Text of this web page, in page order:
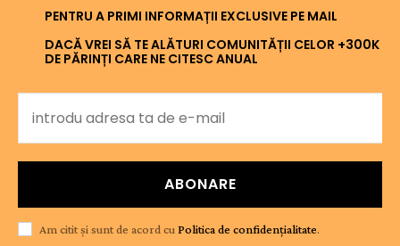
PENTRU A PRIMI INFORMAȚII EXCLUSIVE PE MAIL
DACĂ VREI SĂ TE ALĂTURI COMUNITĂȚII CELOR +300K
DE PĂRINȚI CARE NE CITESC ANUAL
ABONARE
Am citit și sunt de acord cu Politica de confidențialitate.